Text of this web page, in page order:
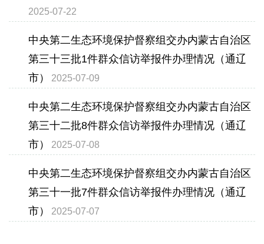
2025-07-22
中央第二生态环境保护督察组交办内蒙古自治区
第三十三批1件群众信访举报件办理情况（通辽
市）
2025-07-09
中央第二生态环境保护督察组交办内蒙古自治区
第三十二批8件群众信访举报件办理情况（通辽
市）
2025-07-08
中央第二生态环境保护督察组交办内蒙古自治区
第三十一批7件群众信访举报件办理情况（通辽
市）
2025-07-07